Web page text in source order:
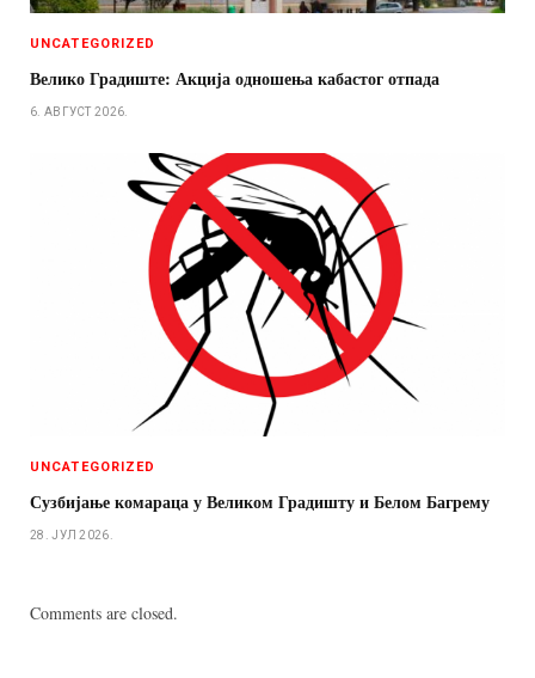
UNCATEGORIZED
Велико Градиште: Акција одношења кабастог отпада
6. АВГУСТ 2026.
UNCATEGORIZED
Сузбијање комараца у Великом Градишту и Белом Багрему
28. ЈУЛ 2026.
Comments are closed.